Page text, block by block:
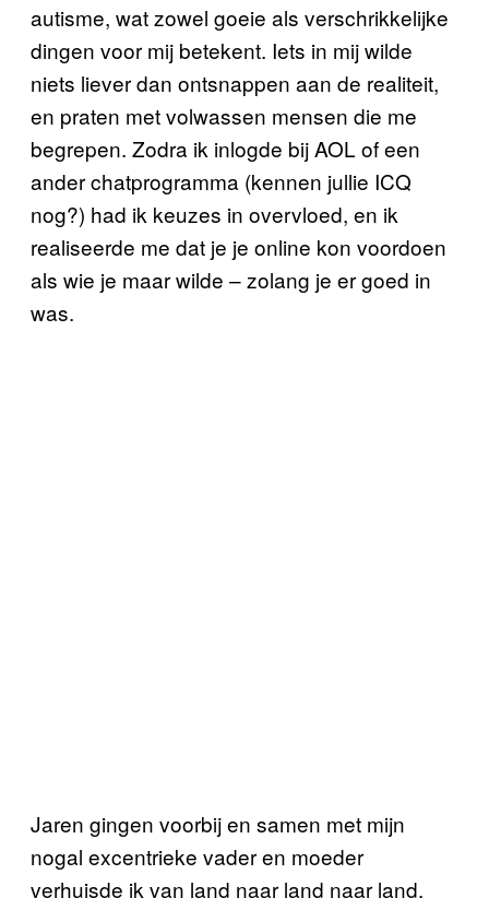
autisme, wat zowel goeie als verschrikkelijke
dingen voor mij betekent. Iets in mij wilde
niets liever dan ontsnappen aan de realiteit,
en praten met volwassen mensen die me
begrepen. Zodra ik inlogde bij AOL of een
ander chatprogramma (kennen jullie ICQ
nog?) had ik keuzes in overvloed, en ik
realiseerde me dat je je online kon voordoen
als wie je maar wilde – zolang je er goed in
was.
Jaren gingen voorbij en samen met mijn
nogal excentrieke vader en moeder
verhuisde ik van land naar land naar land.